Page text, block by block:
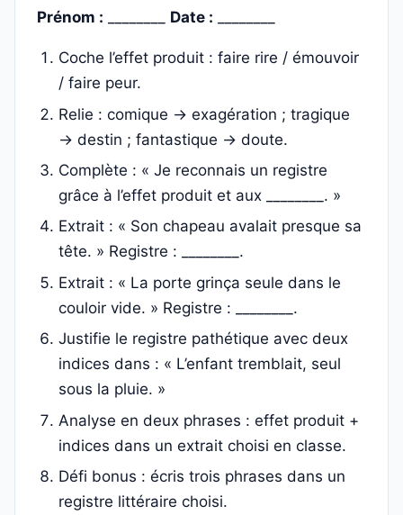
Prénom : Date :
Coche l’effet produit : faire rire / émouvoir
/ faire peur.
Relie : comique → exagération ; tragique
→ destin ; fantastique → doute.
Complète : « Je reconnais un registre
grâce à l’effet produit et aux ________. »
Extrait : « Son chapeau avalait presque sa
tête. » Registre : ________.
Extrait : « La porte grinça seule dans le
couloir vide. » Registre : ________.
Justifie le registre pathétique avec deux
indices dans : « L’enfant tremblait, seul
sous la pluie. »
Analyse en deux phrases : effet produit +
indices dans un extrait choisi en classe.
Défi bonus : écris trois phrases dans un
registre littéraire choisi.